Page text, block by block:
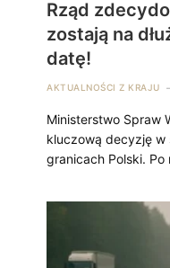
Rząd
zostają na
datę!
AKTUALNOŚCI Z KRAJU
Ministerstwo Spraw
kluczową decyzję w
granicach Polski.